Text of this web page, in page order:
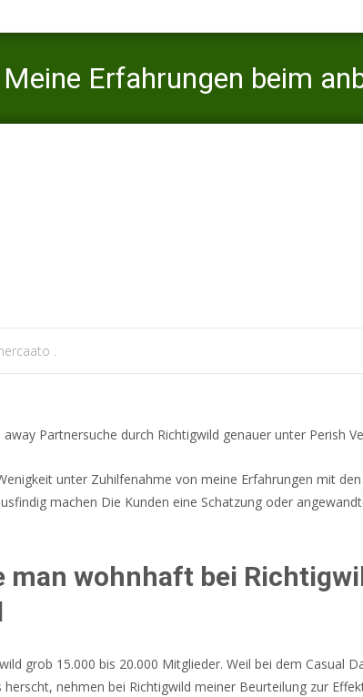
Erfahrungen beim
.
Partnersuche durch Richtigwild genauer unter Perish
unter Zuhilfenahme von meine Erfahrungen mit
machen Die Kunden eine Schatzung oder
wohnhaft bei
grob 15.000 bis 20.000 Mitglieder. Weil bei dem Casual
nehmen bei Richtigwild meiner Beurteilung zur